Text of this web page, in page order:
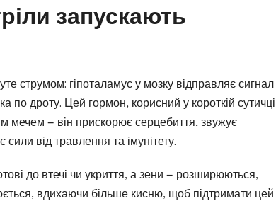
запускають
струмом: гіпоталамус у мозку відправляє сигнал
по дроту. Цей гормон, корисний у короткій сутичці
мечем — він прискорює серцебиття, звужує
від травлення та імунітету.
до втечі чи укриття, а зени — розширюються,
вдихаючи більше кисню, щоб підтримати цей